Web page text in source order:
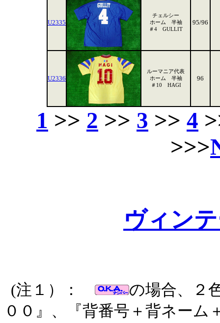
U2335
チェルシー
ホーム 半袖
＃4 GULLIT
95/96
U2336
ルーマニア代表
ホーム 半袖
＃10 HAGI
96
1 >> 2 >> 3 >> 4
>>>
ヴィン
(注１）：
の場合、２
００』、『背番号＋背ネー